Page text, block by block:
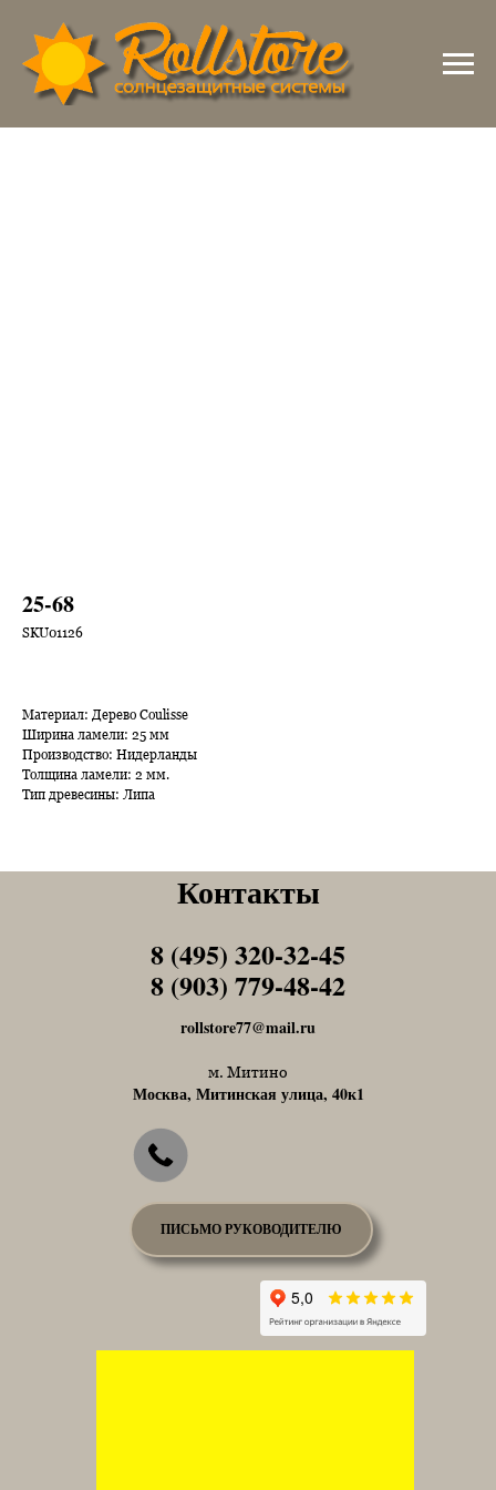
25-68
SKU01126
Материал: Дерево Coulisse
Ширина ламели: 25 мм
Производство: Нидерланды
Толщина ламели: 2 мм.
Тип древесины: Липа
Контакты
rollstore77@mail.ru
м. Митино
Москва, Митинская улица, 40к1
8 (495) 320-32-45
8 (903) 779-48-42
Tel1
Tel1
ПИСЬМО РУКОВОДИТЕЛЮ